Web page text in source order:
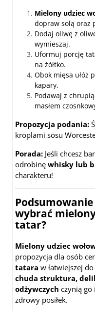
Mielony udziec
dopraw solą oraz
Dodaj oliwę z
wymieszaj.
Uformuj porcję
na żółtko.
Obok mięsa ułóż
kapary.
Podawaj z
masłem
Propozycja podania:
kroplami sosu
Porada: Jeśli chcesz
odrobinę whisky lub
charakteru!
wybrać
tatar?
Mielony udziec
propozycja dla osób
tatara w łatwiejszej
chuda struktura,
odżywczych czynią
zdrowy posiłek.